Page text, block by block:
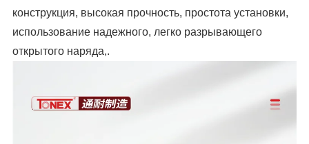
конструкция, высокая прочность, простота установки,
использование надежного, легко разрывающего
открытого наряда,.